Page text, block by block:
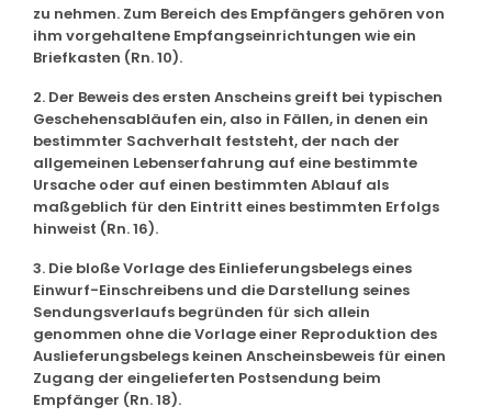
zu nehmen. Zum Bereich des Empfängers gehören von
ihm vorgehaltene Empfangseinrichtungen wie ein
Briefkasten (Rn. 10).
2. Der Beweis des ersten Anscheins greift bei typischen
Geschehensabläufen ein, also in Fällen, in denen ein
bestimmter Sachverhalt feststeht, der nach der
allgemeinen Lebenserfahrung auf eine bestimmte
Ursache oder auf einen bestimmten Ablauf als
maßgeblich für den Eintritt eines bestimmten Erfolgs
hinweist (Rn. 16).
3. Die bloße Vorlage des Einlieferungsbelegs eines
Einwurf-Einschreibens und die Darstellung seines
Sendungsverlaufs begründen für sich allein
genommen ohne die Vorlage einer Reproduktion des
Auslieferungsbelegs keinen Anscheinsbeweis für einen
Zugang der eingelieferten Postsendung beim
Empfänger (Rn. 18).